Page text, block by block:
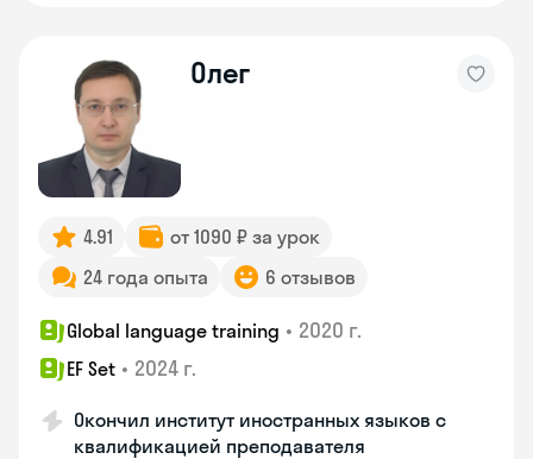
Олег
4.91
от 1090 ₽ за урок
24 года опыта
6 отзывов
Global language training • 2020 г.
EF Set • 2024 г.
Окончил институт иностранных языков с
квалификацией преподавателя